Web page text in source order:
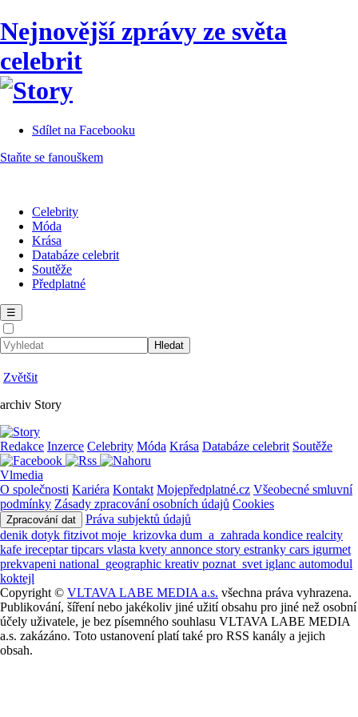
Nejnovější zprávy ze světa
celebrit
Sdílet na Facebooku
Staňte se fanouškem
Celebrity
Móda
Krása
Databáze celebrit
Soutěže
Předplatné
☰
Zvětšit
archiv Story
Redakce Inzerce Celebrity Móda Krása Databáze celebrit Soutěže
Vlmedia
O společnosti Kariéra Kontakt Mojepředplatné.cz Všeobecné smluvní
podmínky Zásady zpracování osobních údajů Cookies
Zpracování dat
Práva subjektů údajů
denik dotyk fitzivot moje_krizovka dum_a_zahrada kondice realcity
kafe ireceptartipcars vlasta kvety annonce story estranky cars igurmet
prekvapeni national_geographic kreativ poznat_svet iglanc automodul
koktejl
Copyright © VLTAVA LABE MEDIA a.s. všechna práva vyhrazena.
Publikování, šíření nebo jakékoliv jiné užití obsahu pro jiné než osobní
účely uživatele, je bez písemného souhlasu VLTAVA LABE MEDIA
a.s. zakázáno. Toto ustanovení platí také pro RSS kanály a jejich
obsah.